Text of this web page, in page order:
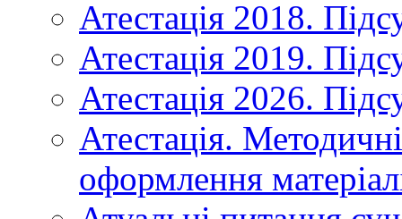
Атестація 2018.
Атестація 2019.
Атестація 2026.
Атестація.
оформлення